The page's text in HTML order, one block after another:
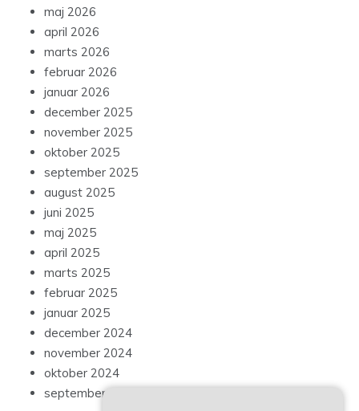
maj 2026
april 2026
marts 2026
februar 2026
januar 2026
december 2025
november 2025
oktober 2025
september 2025
august 2025
juni 2025
maj 2025
april 2025
marts 2025
februar 2025
januar 2025
december 2024
november 2024
oktober 2024
september 2024